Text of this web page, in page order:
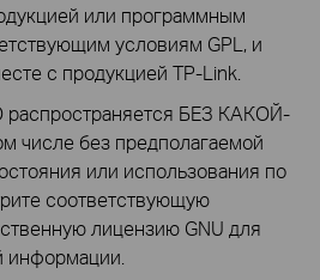
или программным
условиям GPL, и
с продукцией TP-Link.
БЕЗ КАКОЙ-
числе без предполагаемой
или использования по
соответствующую
лицензию GNU для
информации.